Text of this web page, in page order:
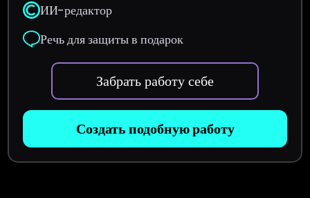
ИИ-редактор
Речь для защиты в подарок
Забрать работу себе
Создать подобную работу